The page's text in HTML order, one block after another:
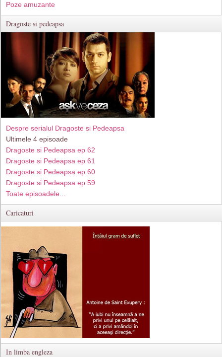
Poze amuzante
Dragoste si pedeapsa
Despre serialul Dragoste si Pedeapsa
Ultimele 4 episoade
Dragoste si Pedeapsa ep 62
Dragoste si Pedeapsa ep 61
Dragoste si Pedeapsa ep 60
Dragoste si Pedeapsa ep 59
Toate episoadele...
Caricaturi
In limba engleza